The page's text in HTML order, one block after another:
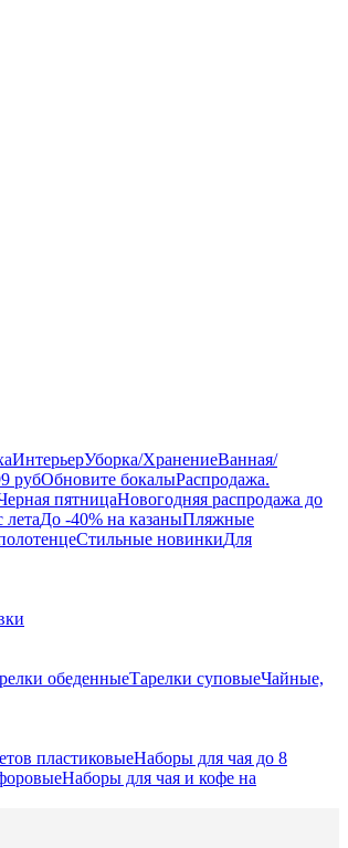
ИнтерьерУборка/ХранениеВанная/
рубОбновите бокалыРаспродажа.
пятницаНовогодняя распродажа до
летаДо -40% на казаныПляжные
Стильные новинкиДля
обеденныеТарелки суповыеЧайные,
пластиковыеНаборы для чая до 8
Наборы для чая и кофе на